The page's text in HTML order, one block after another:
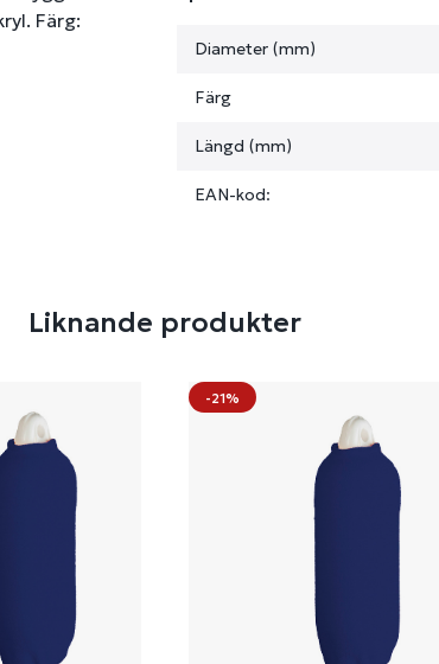
Färg:
Diameter (mm)
Färg
Längd (mm)
EAN-kod:
Liknande produkter
-21%